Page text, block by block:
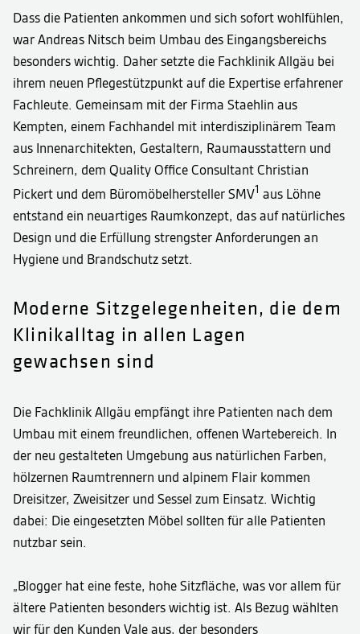
Dass die Patienten ankommen und sich sofort wohlfühlen,
war Andreas Nitsch beim Umbau des Eingangsbereichs
besonders wichtig. Daher setzte die Fachklinik Allgäu bei
ihrem neuen Pflegestützpunkt auf die Expertise erfahrener
Fachleute. Gemeinsam mit der Firma Staehlin aus
Kempten, einem Fachhandel mit interdisziplinärem Team
aus Innenarchitekten, Gestaltern, Raumausstattern und
Schreinern, dem Quality Office Consultant Christian
Pickert und dem Büromöbelhersteller SMV1 aus Löhne
entstand ein neuartiges Raumkonzept, das auf natürliches
Design und die Erfüllung strengster Anforderungen an
Hygiene und Brandschutz setzt.
Moderne Sitzgelegenheiten, die dem
Klinikalltag in allen Lagen
gewachsen sind
Die Fachklinik Allgäu empfängt ihre Patienten nach dem
Umbau mit einem freundlichen, offenen Wartebereich. In
der neu gestalteten Umgebung aus natürlichen Farben,
hölzernen Raumtrennern und alpinem Flair kommen
Dreisitzer, Zweisitzer und Sessel zum Einsatz. Wichtig
dabei: Die eingesetzten Möbel sollten für alle Patienten
nutzbar sein.
„Blogger hat eine feste, hohe Sitzfläche, was vor allem für
ältere Patienten besonders wichtig ist. Als Bezug wählten
wir für den Kunden Vale aus, der besonders